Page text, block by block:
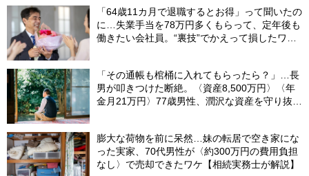
「64歳11カ月で退職するとお得」って聞いたの
に…失業手当を78万円多くもらって、定年後も
働きたい会社員。“裏技”でかえって損したワケ
「その通帳も棺桶に入れてもらったら？」…長
男が叩きつけた断絶。〈資産8,500万円〉〈年
金月21万円〉77歳男性、潤沢な資産を守り抜い
膨大な荷物を前に呆然…妹の転居で空き家にな
った実家、70代男性が〈約300万円の費用負担
なし〉で売却できたワケ【相続実務士が解説】